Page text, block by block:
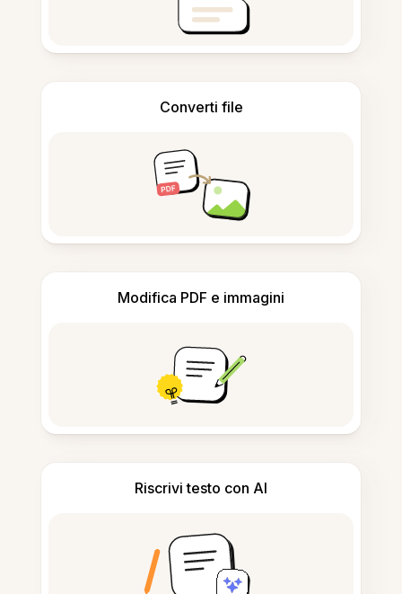
Converti file
Modifica PDF e immagini
Riscrivi testo con AI